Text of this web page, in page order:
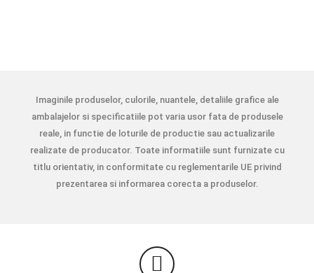
Imaginile produselor, culorile, nuantele, detaliile grafice ale
ambalajelor si specificatiile pot varia usor fata de produsele
reale, in functie de loturile de productie sau actualizarile
realizate de producator. Toate informatiile sunt furnizate cu
titlu orientativ, in conformitate cu reglementarile UE privind
prezentarea si informarea corecta a produselor.